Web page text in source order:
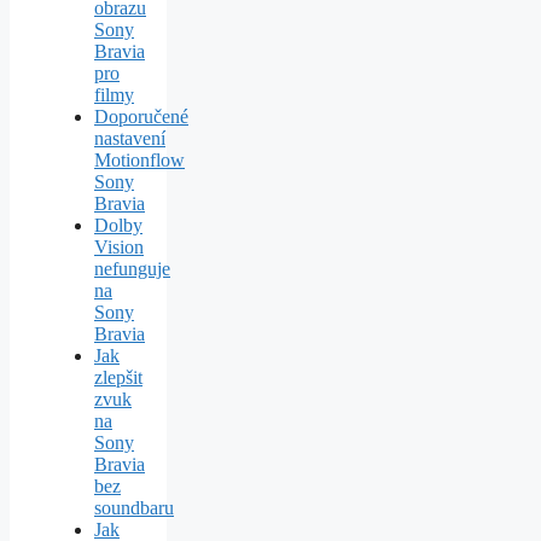
obrazu
Sony
Bravia
pro
filmy
Doporučené
nastavení
Motionflow
Sony
Bravia
Dolby
Vision
nefunguje
na
Sony
Bravia
Jak
zlepšit
zvuk
na
Sony
Bravia
bez
soundbaru
Jak